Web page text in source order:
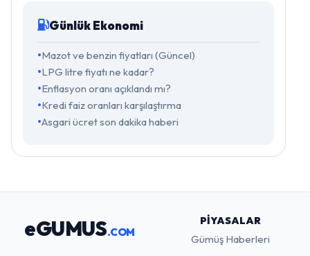
Günlük Ekonomi
Mazot ve benzin fiyatları (Güncel)
LPG litre fiyatı ne kadar?
Enflasyon oranı açıklandı mı?
Kredi faiz oranları karşılaştırma
Asgari ücret son dakika haberi
eGUMUS.COM
PIYASALAR
Gümüş Haberleri